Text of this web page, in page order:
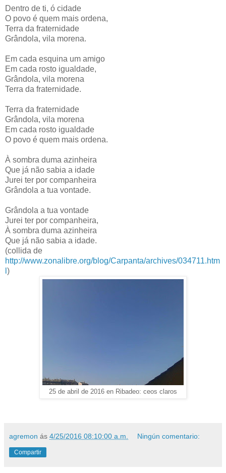
Dentro de ti, ó cidade
O povo é quem mais ordena,
Terra da fraternidade
Grândola, vila morena.
Em cada esquina um amigo
Em cada rosto igualdade,
Grândola, vila morena
Terra da fraternidade.
Terra da fraternidade
Grândola, vila morena
Em cada rosto igualdade
O povo é quem mais ordena.
À sombra duma azinheira
Que já não sabia a idade
Jurei ter por companheira
Grândola a tua vontade.
Grândola a tua vontade
Jurei ter por companheira,
À sombra duma azinheira
Que já não sabia a idade.
(collida de
http://www.zonalibre.org/blog/Carpanta/archives/034711.htm
)
25 de abril de 2016 en Ribadeo: ceos claros
agremon ás 4/25/2016 08:10:00 a.m. Ningún comentario:
Compartir